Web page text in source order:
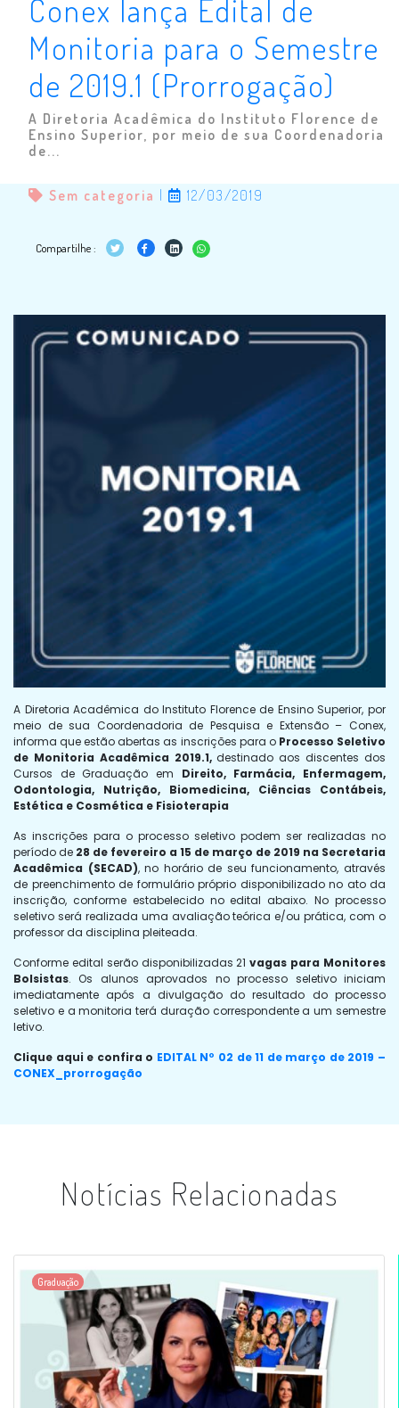
Conex lança Edital de
Monitoria para o Semestre
de 2019.1 (Prorrogação)
A Diretoria Acadêmica do Instituto Florence de
Ensino Superior, por meio de sua Coordenadoria
de...
Sem categoria 12/03/2019
Compartilhe :
A Diretoria Acadêmica do Instituto Florence de Ensino Superior, por
meio de sua Coordenadoria de Pesquisa e Extensão – Conex,
informa que estão abertas as inscrições para o Processo Seletivo
de Monitoria Acadêmica 2019.1,destinado aos discentes dos
Cursos de Graduação em Direito, Farmácia, Enfermagem,
Odontologia, Nutrição, Biomedicina, Ciências Contábeis,
Estética e Cosmética e Fisioterapia
As inscrições para o processo seletivo podem ser realizadas no
período de 28 de fevereiro a 15 de março de 2019 na Secretaria
Acadêmica (SECAD), no horário de seu funcionamento, através
de preenchimento de formulário próprio disponibilizado no ato da
inscrição, conforme estabelecido no edital abaixo. No processo
seletivo será realizada uma avaliação teórica e/ou prática, com o
professor da disciplina pleiteada.
Conforme edital serão disponibilizadas 21 vagas para Monitores
Bolsistas. Os alunos aprovados no processo seletivo iniciam
imediatamente após a divulgação do resultado do processo
seletivo e a monitoria terá duração correspondente a um semestre
letivo.
Clique aqui e confira o EDITAL Nº 02 de 11 de março de 2019 –
CONEX_prorrogação
Notícias Relacionadas
Graduação